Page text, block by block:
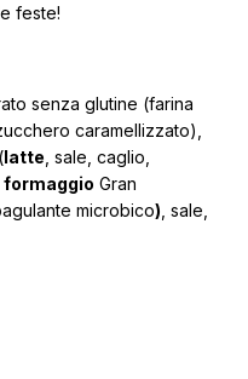
feste!
senza glutine (farina
caramellizzato),
latte , sale, caglio,
formaggio Gran
microbico) , sale,